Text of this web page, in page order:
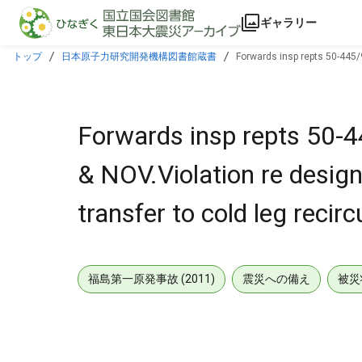
本文に飛ぶ
ギャラリー
トップ 日本原子力研究開発機構図書館蔵書 Forwards insp repts 50-
Forwards insp repts 50-
& NOV.Violation re
transfer to cold leg
福島第一原発事故 (2011) 震災への備え 被災